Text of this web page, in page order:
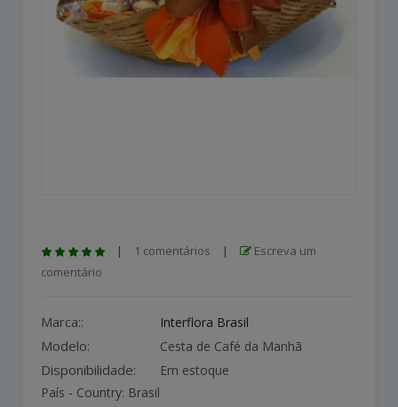
| 1 comentários |
Escreva um
comentário
Marca:: Interflora Brasil
Modelo: Cesta de Café da Manhã
Disponibilidade:
Em estoque
País - Country: Brasil